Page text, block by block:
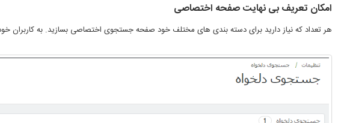
امکان تعریف بی نهایت صفحه اختصاصی
هر تعداد که نیاز دارید برای دسته بندی های مختلف خود صفحه جستجوی اختصاصی بسازید. به